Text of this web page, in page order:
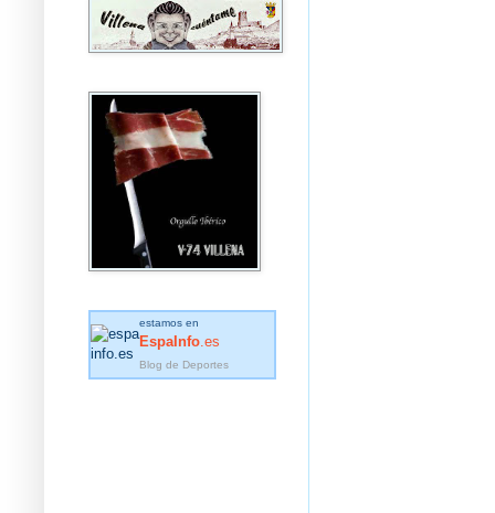
estamos en
EspaInfo .es
Blog de Deportes